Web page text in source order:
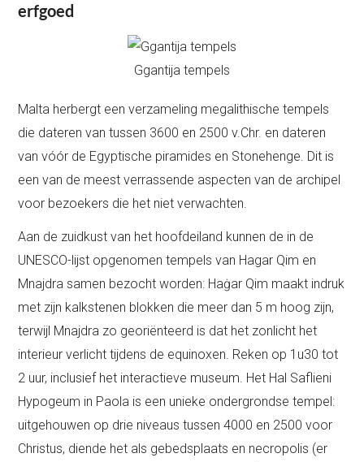
erfgoed
Ggantija tempels
Malta herbergt een verzameling megalithische tempels
die dateren van tussen 3600 en 2500 v.Chr. en dateren
van vóór de Egyptische piramides en Stonehenge. Dit is
een van de meest verrassende aspecten van de archipel
voor bezoekers die het niet verwachten.
Aan de zuidkust van het hoofdeiland kunnen de in de
UNESCO-lijst opgenomen tempels van Hagar Qim en
Mnajdra samen bezocht worden: Haġar Qim maakt indruk
met zijn kalkstenen blokken die meer dan 5 m hoog zijn,
terwijl Mnajdra zo georiënteerd is dat het zonlicht het
interieur verlicht tijdens de equinoxen. Reken op 1u30 tot
2 uur, inclusief het interactieve museum. Het Hal Saflieni
Hypogeum in Paola is een unieke ondergrondse tempel:
uitgehouwen op drie niveaus tussen 4000 en 2500 voor
Christus, diende het als gebedsplaats en necropolis (er